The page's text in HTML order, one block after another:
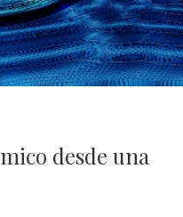
desde una